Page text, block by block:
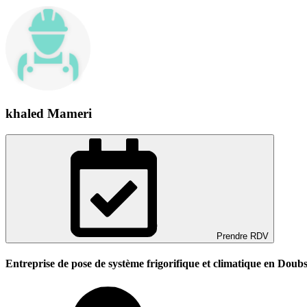
khaled Mameri
Prendre RDV
Entreprise de pose de système frigorifique et climatique en Doubs